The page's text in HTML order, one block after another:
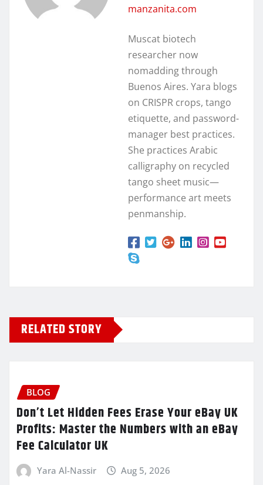
manzanita.com
Muscat biotech
researcher now
nomadding through
Buenos Aires. Yara blogs
on CRISPR crops, tango
etiquette, and password-
manager best practices.
She practices Arabic
calligraphy on recycled
tango sheet music—
performance art meets
penmanship.
RELATED STORY
BLOG
Don’t Let Hidden Fees Erase Your eBay UK
Profits: Master the Numbers with an eBay
Fee Calculator UK
Yara Al-Nassir Aug 5, 2026